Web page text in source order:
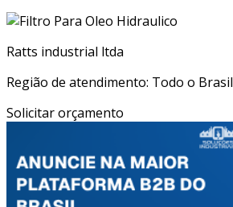
Ratts industrial ltda
Região de atendimento: Todo o Brasil
Solicitar orçamento